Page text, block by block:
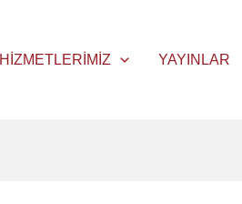
HIZMETLERIMIZ YAYINLAR